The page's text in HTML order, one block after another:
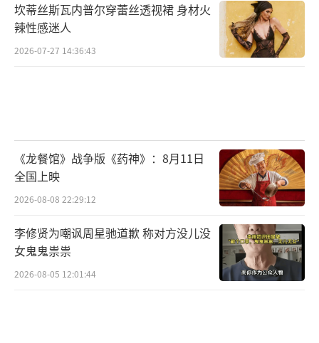
坎蒂丝斯瓦内普尔穿蕾丝透视裙 身材火
辣性感迷人
2026-07-27 14:36:43
《龙餐馆》战争版《药神》：8月11日
全国上映
2026-08-08 22:29:12
李修贤为嘲讽周星驰道歉 称对方没儿没
女鬼鬼祟祟
2026-08-05 12:01:44